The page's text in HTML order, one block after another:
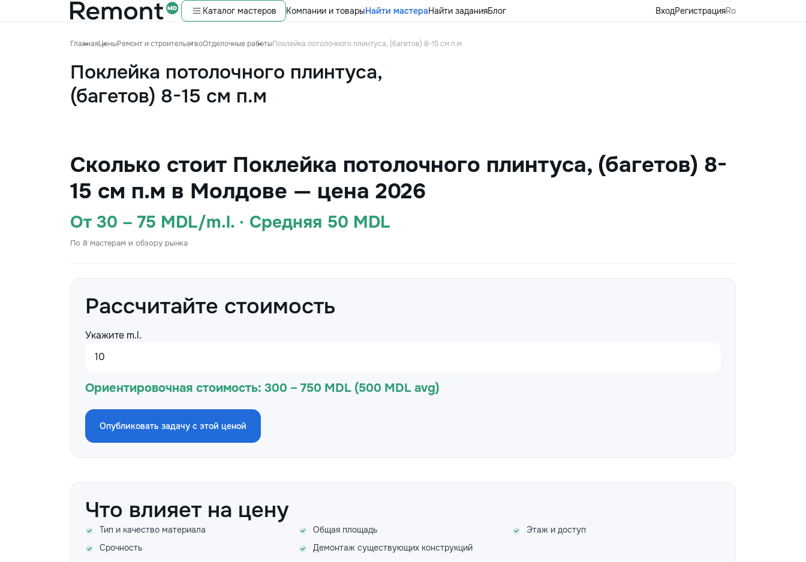
Каталог мастеров Компании и товарыНайти мастераНайти заданияБлог ВходРегистрацияRo
ГлавнаяЦеныРемонт и строительствоОтделочные работыПоклейка потолочного плинтуса, (багетов) 8-15 см п.м
Поклейка потолочного плинтуса,
(багетов) 8-15 см п.м
Сколько стоит Поклейка потолочного плинтуса, (багетов) 8-
15 см п.м в Молдове — цена 2026
От 30 – 75 MDL/m.l. · Средняя 50 MDL
По 8 мастерам и обзору рынка
Рассчитайте стоимость
Укажите m.l.
Ориентировочная стоимость: 300 – 750 MDL (500 MDL avg)
Опубликовать задачу с этой ценой
Что влияет на цену
Тип и качество материала Общая площадь
Этаж и доступ
Срочность
Демонтаж существующих конструкций